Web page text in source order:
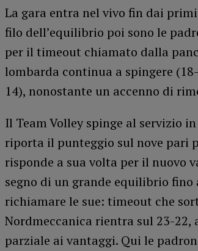
La gara entra nel vivo fin dai
filo dell’equilibrio poi sono le
per il timeout chiamato dalla
lombarda continua a spingere
14), nonostante un accenno di
Il Team Volley spinge al servizio
riporta il punteggio sul nove pari
risponde a sua volta per il nuovo
segno di un grande equilibrio fino
richiamare le sue: timeout che
Nordmeccanica rientra sul 23-
parziale ai vantaggi. Qui le